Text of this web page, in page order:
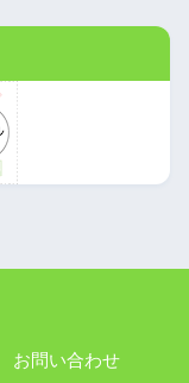
お問い合わせ